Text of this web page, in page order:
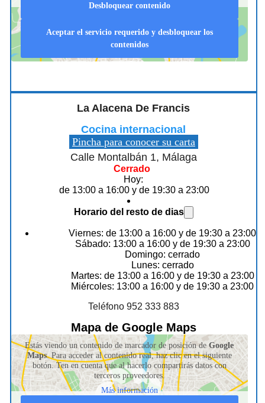
Desbloquear contenido
Aceptar el servicio requerido y desbloquear los
contenidos
La Alacena De Francis
Cocina internacional
Pincha para conocer su carta
Calle Montalbán 1, Málaga
Cerrado
Hoy:
de 13:00 a 16:00 y de 19:30 a 23:00
Horario del resto de dias
Viernes: de 13:00 a 16:00 y de 19:30 a 23:00
Sábado: 13:00 a 16:00 y de 19:30 a 23:00
Domingo: cerrado
Lunes: cerrado
Martes: de 13:00 a 16:00 y de 19:30 a 23:00
Miércoles: 13:00 a 16:00 y de 19:30 a 23:00
Teléfono 952 333 883
Mapa de Google Maps
Estás viendo un contenido de marcador de posición deGoogle
Maps. Para acceder al contenido real, haz clic en el siguiente
botón. Ten en cuenta que al hacerlo compartirás datos con
terceros proveedores.
Más información